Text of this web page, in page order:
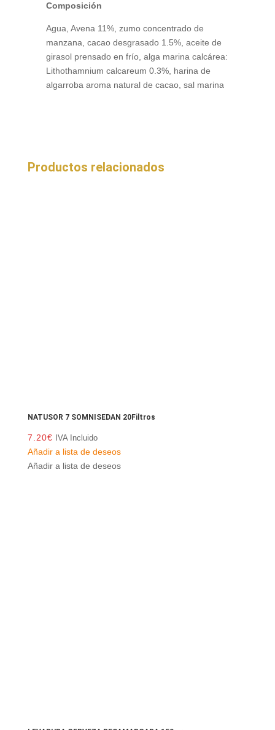
Composición
Agua, Avena 11%, zumo concentrado de
manzana, cacao desgrasado 1.5%, aceite de
girasol prensado en frío, alga marina calcárea:
Lithothamnium calcareum 0.3%, harina de
algarroba aroma natural de cacao, sal marina
Productos relacionados
NATUSOR 7 SOMNISEDAN 20Filtros
7.20€ IVA Incluido
Añadir a lista de deseos
Añadir a lista de deseos